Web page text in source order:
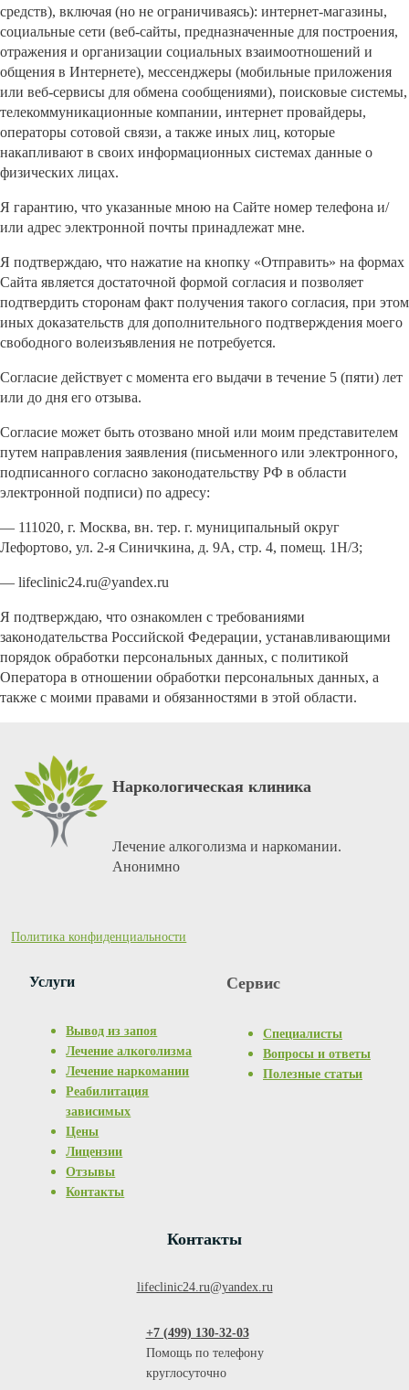
средств), включая (но не ограничиваясь): интернет-магазины,
социальные сети (веб-сайты, предназначенные для построения,
отражения и организации социальных взаимоотношений и
общения в Интернете), мессенджеры (мобильные приложения
или веб-сервисы для обмена сообщениями), поисковые системы,
телекоммуникационные компании, интернет провайдеры,
операторы сотовой связи, а также иных лиц, которые
накапливают в своих информационных системах данные о
физических лицах.
Я гарантию, что указанные мною на Сайте номер телефона и/
или адрес электронной почты принадлежат мне.
Я подтверждаю, что нажатие на кнопку «Отправить» на формах
Сайта является достаточной формой согласия и позволяет
подтвердить сторонам факт получения такого согласия, при этом
иных доказательств для дополнительного подтверждения моего
свободного волеизъявления не потребуется.
Согласие действует с момента его выдачи в течение 5 (пяти) лет
или до дня его отзыва.
Согласие может быть отозвано мной или моим представителем
путем направления заявления (письменного или электронного,
подписанного согласно законодательству РФ в области
электронной подписи) по адресу:
— 111020, г. Москва, вн. тер. г. муниципальный округ
Лефортово, ул. 2-я Синичкина, д. 9А, стр. 4, помещ. 1Н/3;
— lifeclinic24.ru@yandex.ru
Я подтверждаю, что ознакомлен с требованиями
законодательства Российской Федерации, устанавливающими
порядок обработки персональных данных, с политикой
Оператора в отношении обработки персональных данных, а
также с моими правами и обязанностями в этой области.
Наркологическая клиника
Лечение алкоголизма и наркомании.
Анонимно
Политика конфиденциальности
Услуги
Вывод из запоя
Лечение алкоголизма
Лечение наркомании
Реабилитация
зависимых
Цены
Лицензии
Отзывы
Контакты
Сервис
Специалисты
Вопросы и ответы
Полезные статьи
Контакты
lifeclinic24.ru@yandex.ru
+7 (499) 130-32-03
Помощь по телефону
круглосуточно